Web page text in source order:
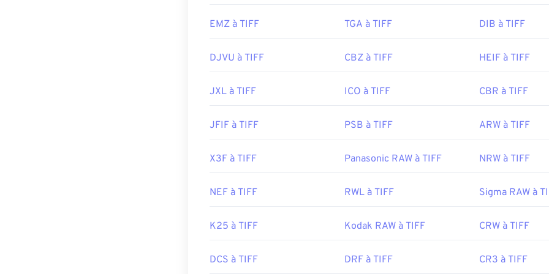
https://www.adobe.com/creativecloud/file-types/image/raster/tiff-file.html
https://www.file-extensions.org/tiff-file-extension
EMZ à TIFF TGA à TIFF DIB à TIFF
DJVU à TIFF CBZ à TIFF HEIF à TIFF
JXL à TIFF ICO à TIFF CBR à TIFF
JFIF à TIFF PSB à TIFF ARW à TIFF
X3F à TIFF Panasonic RAW à TIFF NRW à TIFF
NEF à TIFF RWL à TIFF Sigma RAW à
K25 à TIFF Kodak RAW à TIFF CRW à TIFF
DCS à TIFF DRF à TIFF CR3 à TIFF